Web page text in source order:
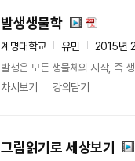
발생생물학
계명대학교 유민
2015년
발생은 모든 생물체의 시작, 즉
차시보기
강의담기
그림읽기로 세상보기